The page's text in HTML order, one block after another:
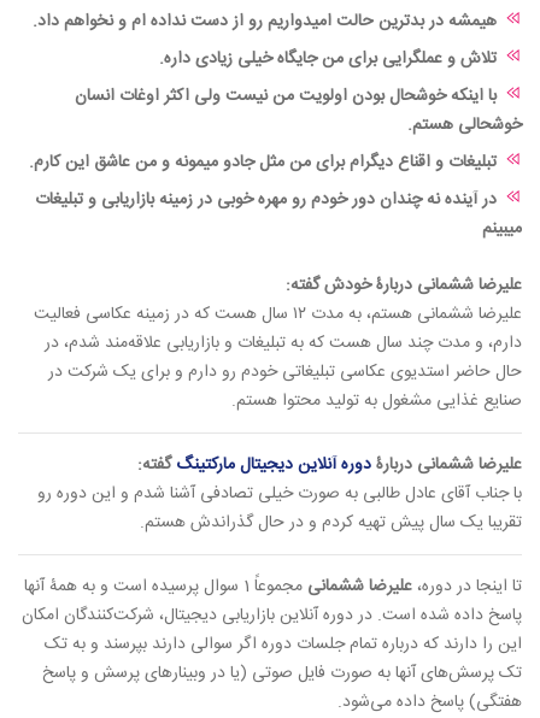
هیمشه در بدترین حالت امیدواریم رو از دست نداده ام و نخواهم داد.
تلاش و عملگرایی برای من جایگاه خیلی زیادی داره.
با اینکه خوشحال بودن اولویت من نیست ولی اکثر اوغات انسان
خوشحالی هستم.
تبلیغات و اقناع دیگرام برای من مثل جادو میمونه و من عاشق این کارم.
در آینده نه چندان دور خودم رو مهره خوبی در زمینه بازاریابی و تبلیغات
میبینم
علیرضا ششمانی دربارۀ خودش گفته:
علیرضا ششمانی هستم، به مدت ۱۲ سال هست که در زمینه عکاسی فعالیت
دارم، و مدت چند سال هست که به تبلیغات و بازاریابی علاقه‌مند شدم، در
حال حاضر استدیوی عکاسی تبلیغاتی خودم رو دارم و برای یک شرکت در
صنایع غذایی مشغول به تولید محتوا هستم.
علیرضا ششمانی دربارۀدوره آنلاین دیجیتال مارکتینگگفته:
با جناب آقای عادل طالبی به صورت خیلی تصادفی آشنا شدم و این دوره رو
تقریبا یک سال پیش تهیه کردم و در حال گذراندش هستم.
تا اینجا در دوره، علیرضا ششمانی
مجموعاً 1 سوال پرسیده است و به همۀ آنها
پاسخ داده شده است. در دوره آنلاین بازاریابی دیجیتال، شرکت‌کنندگان امکان
این را دارند که درباره تمام جلسات دوره اگر سوالی دارند بپرسند و به تک
تک پرسش‌های آنها به صورت فایل صوتی (یا در وبینارهای پرسش و پاسخ
هفتگی) پاسخ داده می‌شود.